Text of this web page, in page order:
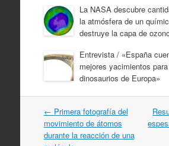
La NASA descubre
la atmósfera de un
destruye la capa de
Entrevista / «España
mejores yacimientos
dinosaurios de Europa»
Navegación
por
artículos
← Primera fotografía del
movimiento de átomos
durante la reacción de una